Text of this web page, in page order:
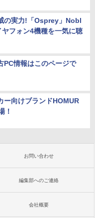
の実力!「Osprey」Nobl
フォン4機種を一気に聴
PC情報はこのページで
ー向けブランドHOMUR
！
お問い合わせ
編集部へのご連絡
会社概要